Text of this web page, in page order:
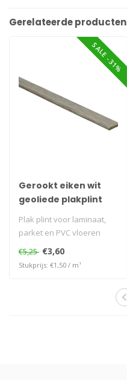
Gerelateerde producten
SALE -31%
Gerookt eiken wit
geoliede plakplint
Plak plint voor laminaat,
parket en PVC vloeren
€5,25 €3,60
Stukprijs: €1,50 / m¹